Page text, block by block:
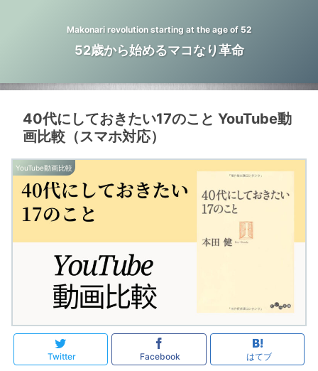
Makonari revolution starting at the age of 52
52歳から始めるマコなり革命
40代にしておきたい17のこと YouTube動
画比較（スマホ対応）
YouTube動画比較
Twitter Facebook はてブ